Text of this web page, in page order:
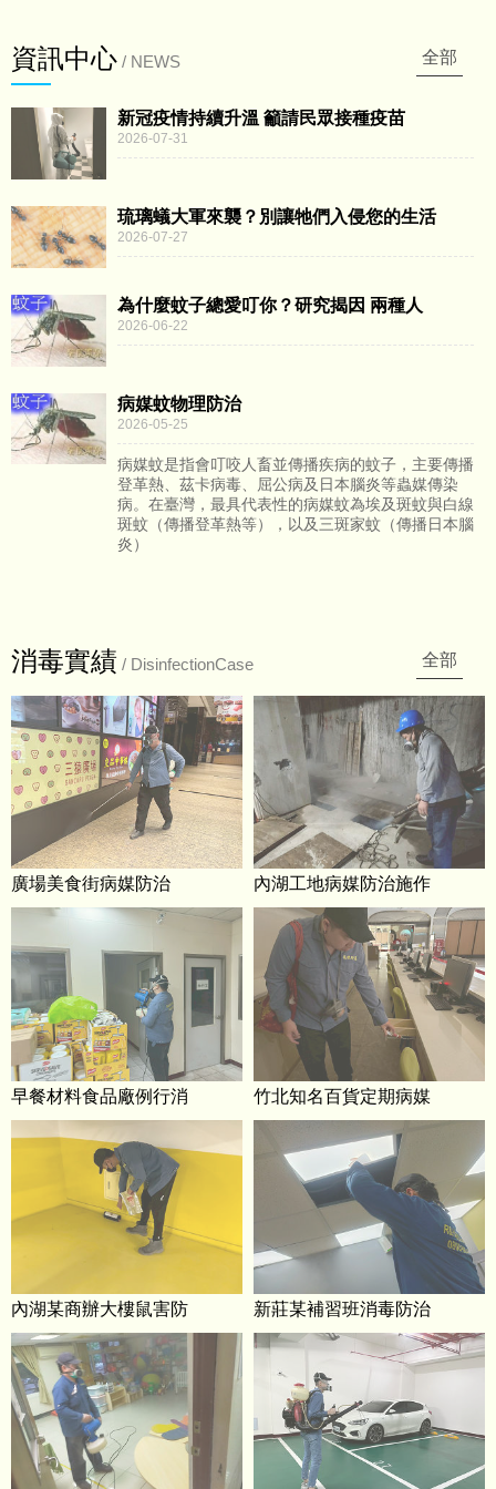
全部
資訊中心 / NEWS
新冠疫情持續升溫 籲請民眾接種疫苗
2026-07-31
琉璃蟻大軍來襲？別讓牠們入侵您的生活
2026-07-27
為什麼蚊子總愛叮你？研究揭因 兩種人
2026-06-22
病媒蚊物理防治
2026-05-25
病媒蚊是指會叮咬人畜並傳播疾病的蚊子，主要傳播
登革熱、茲卡病毒、屈公病及日本腦炎等蟲媒傳染
病。在臺灣，最具代表性的病媒蚊為埃及斑蚊與白線
斑蚊（傳播登革熱等），以及三斑家蚊（傳播日本腦
炎）
全部
消毒實績 / DisinfectionCase
廣場美食街病媒防治 內湖工地病媒防治施作
早餐材料食品廠例行消 竹北知名百貨定期病媒
內湖某商辦大樓鼠害防 新莊某補習班消毒防治